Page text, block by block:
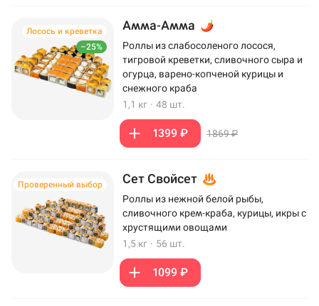
–25%
Лосось и креветка Амма-Амма
Роллы из слабосоленого лосося,
тигровой креветки, сливочного сыра и
огурца, варено-копченой курицы и
снежного краба
1,1 кг · 48 шт.
1399 ₽ 1869 ₽
Проверенный выбор Сет Свойсет
Роллы из нежной белой рыбы,
сливочного крем-краба, курицы, икры с
хрустящими овощами
1,5 кг · 56 шт.
1099 ₽